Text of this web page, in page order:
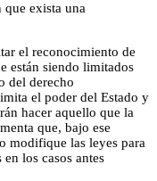
que exista una
el reconocimiento de
están siendo limitados
del derecho
el poder del Estado y
hacer aquello que la
que, bajo ese
modifique las leyes para
los casos antes